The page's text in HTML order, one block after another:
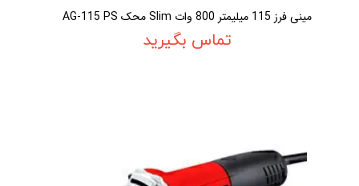
مينی فرز 115 ميليمتر 800 وات Slim محک AG-115 PS
تماس بگیرید